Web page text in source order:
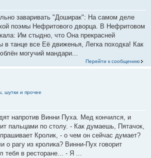
заваривать "Доширак": На самом деле
поэмы Нефритового дворца. В Нефритовом
Им стыдно, что Она прекрасней
в танце все Её движенья, Легка походка! Как
могучий мандари...
Перейти к сообщению
шутки и прочее
напротив Винни Пуха. Мед кончился, и
пальцами по столу. - Как думаешь, Пятачок,
Кролик, - о чем он сейчас думает?
о рагу из кролика? Винни-Пух говорит
тебя в ресторане... - Я ...